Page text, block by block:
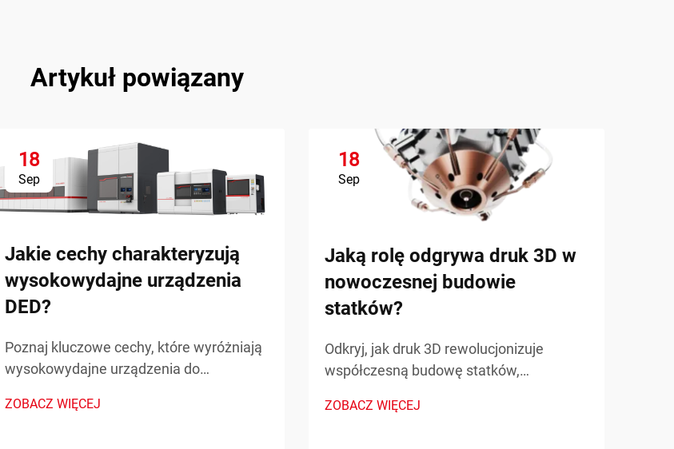
Artykuł powiązany
18
Sep
Jakie cechy charakteryzują
wysokowydajne urządzenia
DED?
Poznaj kluczowe cechy, które wyróżniają
wysokowydajne urządzenia do
(DED) w zastosowaniach
ZOBACZ WIĘCEJ
18
Sep
Jaką rolę odgrywa druk 3D w
nowoczesnej budowie
statków?
Odkryj, jak druk 3D rewolucjonizuje
współczesną budowę statków,
obniżając koszty i umożliwiając produkcję
ZOBACZ WIĘCEJ